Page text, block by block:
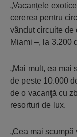
„Vacanţele
cererea pentru
vândut circuite de
Miami –, la 3.200
„Mai mult, ea mai
de peste 10.000
de o vacanţă cu
resorturi de lux.
„Cea mai